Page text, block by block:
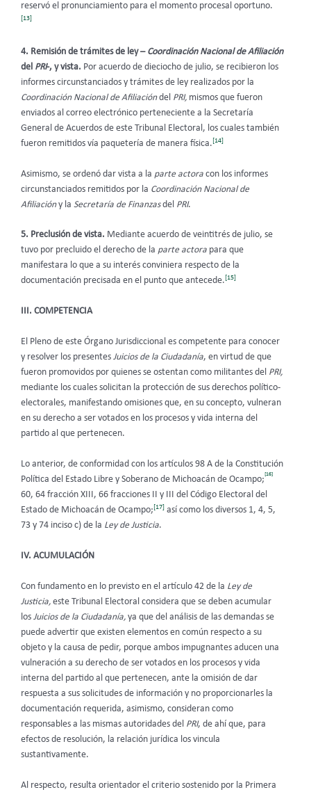
reservó el pronunciamiento para el momento procesal oportuno.
[13]
4. Remisión de trámites de ley – Coordinación Nacional de Afiliación
del PRI-, y vista. Por acuerdo de dieciocho de julio, se recibieron los
informes circunstanciados y trámites de ley realizados por la
Coordinación Nacional de Afiliacióndel PRI, mismos que fueron
enviados al correo electrónico perteneciente a la Secretaría
General de Acuerdos de este Tribunal Electoral, los cuales también
fueron remitidos vía paquetería de manera física.[14]
Asimismo, se ordenó dar vista a la parte actora con los informes
circunstanciados remitidos por la Coordinación Nacional de
Afiliacióny la Secretaría de Finanzasdel PRI.
5. Preclusión de vista. Mediante acuerdo de veintitrés de julio, se
tuvo por precluido el derecho de la parte actora para que
manifestara lo que a su interés conviniera respecto de la
documentación precisada en el punto que antecede.[15]
III. COMPETENCIA
El Pleno de este Órgano Jurisdiccional es competente para conocer
y resolver los presentes Juicios de la Ciudadanía, en virtud de que
fueron promovidos por quienes se ostentan como militantes del PRI,
mediante los cuales solicitan la protección de sus derechos político-
electorales, manifestando omisiones que, en su concepto, vulneran
en su derecho a ser votados en los procesos y vida interna del
partido al que pertenecen.
Lo anterior, de conformidad con los artículos 98 A de la Constitución
Política del Estado Libre y Soberano de Michoacán de Ocampo;
[16]
60, 64 fracción XIII, 66 fracciones II y III del Código Electoral del
Estado de Michoacán de Ocampo;[17] así como los diversos 1, 4, 5,
73 y 74 inciso c) de la Ley de Justicia.
IV. ACUMULACIÓN
Con fundamento en lo previsto en el artículo 42 de la Ley de
Justicia, este Tribunal Electoral considera que se deben acumular
los Juicios de la Ciudadanía, ya que del análisis de las demandas se
puede advertir que existen elementos en común respecto a su
objeto y la causa de pedir, porque ambos impugnantes aducen una
vulneración a su derecho de ser votados en los procesos y vida
interna del partido al que pertenecen, ante la omisión de dar
respuesta a sus solicitudes de información y no proporcionarles la
documentación requerida, asimismo, consideran como
responsables a las mismas autoridades del PRI, de ahí que, para
efectos de resolución, la relación jurídica los vincula
sustantivamente.
Al respecto, resulta orientador el criterio sostenido por la Primera